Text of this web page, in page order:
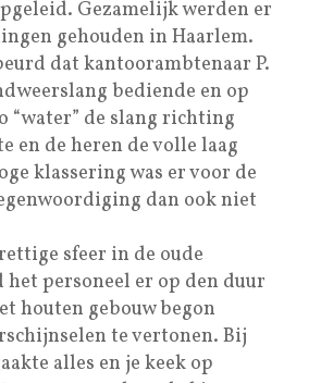
Gezamelijk werden er
gehouden in Haarlem.
dat kantoorambtenaar P.
bediende en op
“water” de slang richting
en de heren de volle laag
klassering was er voor de
dan ook niet
sfeer in de oude
het personeel er op den duur
houten gebouw begon
te vertonen. Bij
alles en je keek op